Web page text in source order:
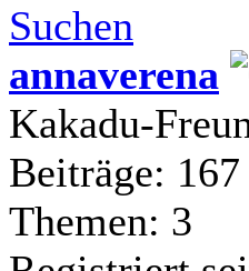
Suchen
annaverena
Kakadu-
Beiträge: 167
Themen: 3